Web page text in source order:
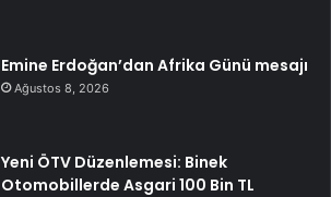
Emine Erdoğan’dan Afrika Günü mesajı
Ağustos 8, 2026
Yeni ÖTV Düzenlemesi: Binek
Otomobillerde Asgari 100 Bin TL